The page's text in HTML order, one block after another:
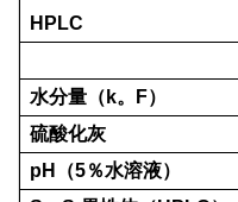
HPLC
水分量（k。F）
硫酸化灰
pH（5％水溶液）